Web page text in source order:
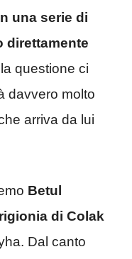
una serie di
direttamente
questione ci
davvero molto
arriva da lui
Betul
di Colak
Dal canto